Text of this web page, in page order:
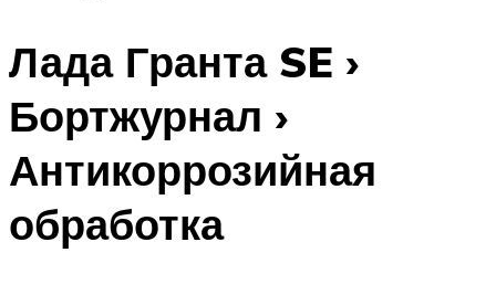
Лада Гранта SE ›
Бортжурнал ›
Антикоррозийная
обработка